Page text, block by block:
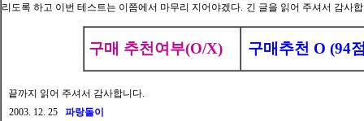
리도록 하고 이번 테스트는 이쯤에서 마무리 지어야겠다. 긴 글을 읽어 주셔서 감사
구매 추천여부(O/X) 구매추천 O (94
끝까지 읽어 주셔서 감사합니다.
2003. 12. 25 파랑돌이